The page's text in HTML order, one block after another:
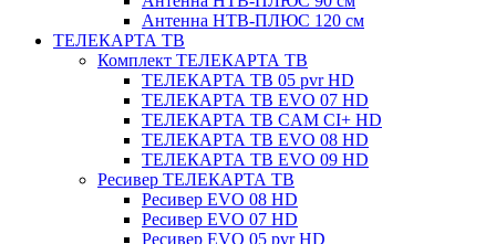
Антенна НТВ-ПЛЮС 120 см
ТЕЛЕКАРТА ТВ
Комплект ТЕЛЕКАРТА ТВ
ТЕЛЕКАРТА ТВ 05 pvr HD
ТЕЛЕКАРТА ТВ EVO 07 HD
ТЕЛЕКАРТА ТВ CAM CI+ HD
ТЕЛЕКАРТА ТВ EVO 08 HD
ТЕЛЕКАРТА ТВ EVO 09 HD
Ресивер ТЕЛЕКАРТА ТВ
Ресивер EVO 08 HD
Ресивер EVO 07 HD
Ресивер EVO 05 pvr HD